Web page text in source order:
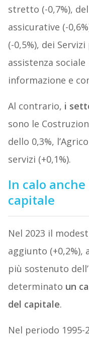
stretto (-0,7%),
assicurative (-
(-0,5%), dei
assistenza
informazione e
Al contrario, i
sono le
dello 0,3%,
servizi (+0,1%).
In calo
capitale
Nel 2023 il
aggiunto (+0,2%),
più sostenuto
determinato un
del capitale.
Nel periodo 1995-